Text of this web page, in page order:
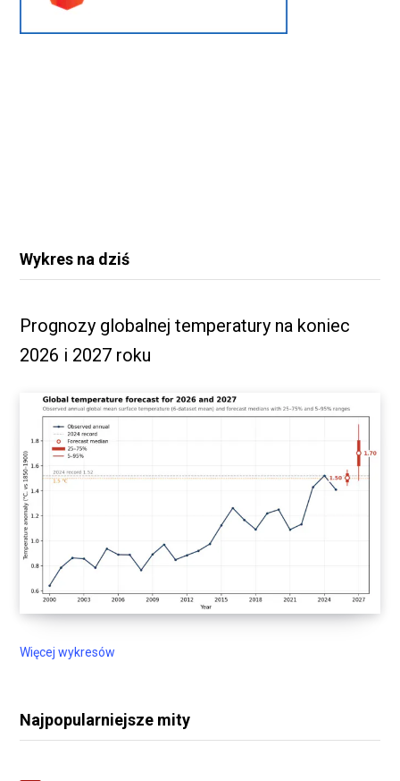
Wykres na dziś
Prognozy globalnej temperatury na koniec
2026 i 2027 roku
Więcej wykresów
Najpopularniejsze mity